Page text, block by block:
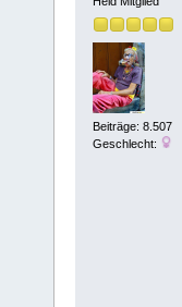
Beiträge: 8.507
Geschlecht: